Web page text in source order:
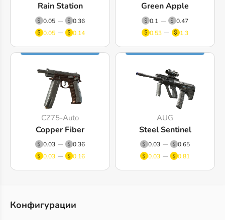
Rain Station
0.05
0.36
0.05
0.14
Green Apple
0.1
0.47
0.53
1.3
CZ75-Auto
Copper Fiber
0.03
0.36
0.03
0.16
AUG
Steel Sentinel
0.03
0.65
0.03
0.81
Конфигурации